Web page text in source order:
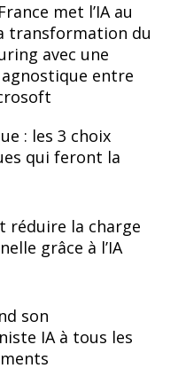
met l’IA au
transformation du
avec une
entre
: les 3 choix
qui feront la
réduire la charge
grâce à l’IA
son
IA à tous les